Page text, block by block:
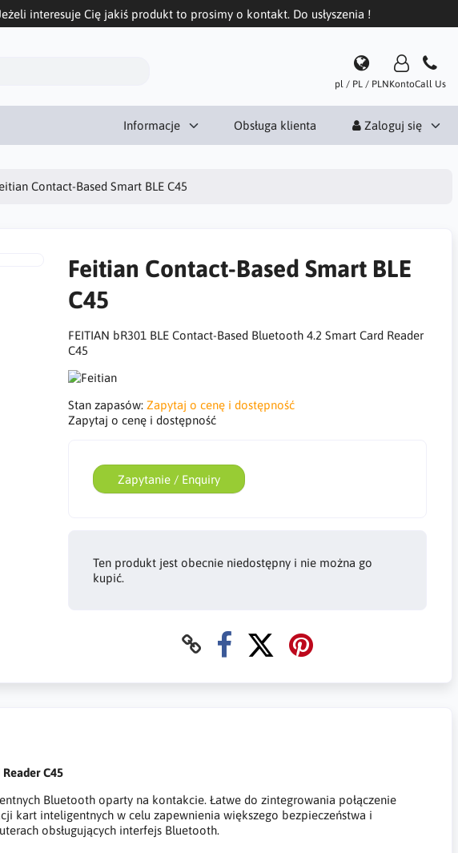
interesuje Cię jakiś produkt to prosimy o kontakt. Do usłyszenia !
pl / PL / PLNKontoCall Us
Informacje Obsługa klienta Zaloguj się
Contact-Based Smart BLE C45
Feitian Contact-Based Smart BLE
C45
FEITIAN bR301 BLE Contact-Based Bluetooth 4.2 Smart Card Reader
C45
Stan zapasów: Zapytaj o cenę i dostępność
Zapytaj o cenę i dostępność
Zapytanie / Enquiry
Ten produkt jest obecnie niedostępny i nie można go
kupić.
C45
Bluetooth oparty na kontakcie. Łatwe do zintegrowania połączenie
kart inteligentnych w celu zapewnienia większego bezpieczeństwa i
obsługujących interfejs Bluetooth.